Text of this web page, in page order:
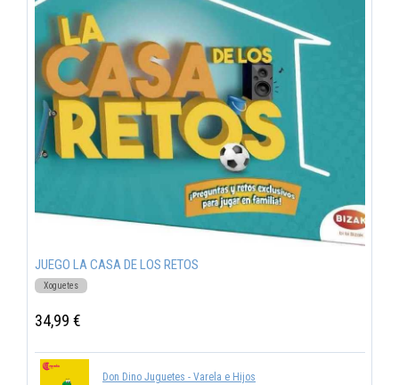
JUEGO LA CASA DE LOS RETOS
Xoguetes
34,99 €
Don Dino Juguetes - Varela e Hijos